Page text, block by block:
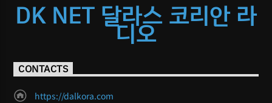
DK NET 달라스 코리안 라
디오
CONTACTS
https://dalkora.com